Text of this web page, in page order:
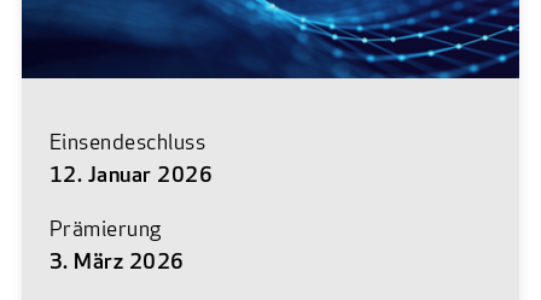
Einsendeschluss
12. Januar 2026
Prämierung
3. März 2026